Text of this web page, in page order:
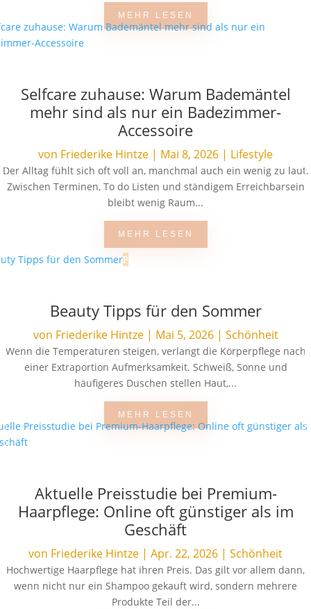
MEHR LESEN
Selfcare zuhause: Warum Bademäntel
mehr sind als nur ein Badezimmer-
Accessoire
von Friederike Hintze | Mai 8, 2026 | Lifestyle
Der Alltag fühlt sich oft voll an, manchmal auch ein wenig zu laut.
Zwischen Terminen, To do Listen und ständigem Erreichbarsein
bleibt wenig Raum...
MEHR LESEN
Beauty Tipps für den Sommer
von Friederike Hintze| Mai 5, 2026| Schönheit
Wenn die Temperaturen steigen, verlangt die Körperpflege nach
einer Extraportion Aufmerksamkeit. Schweiß, Sonne und
häufigeres Duschen stellen Haut,...
MEHR LESEN
Aktuelle Preisstudie bei Premium-
Haarpflege: Online oft günstiger als im
Geschäft
von Friederike Hintze | Apr. 22, 2026 | Schönheit
Hochwertige Haarpflege hat ihren Preis. Das gilt vor allem dann,
wenn nicht nur ein Shampoo gekauft wird, sondern mehrere
Produkte Teil der...